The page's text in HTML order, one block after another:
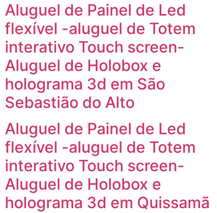
Aluguel de Painel de Led
flexível -aluguel de Totem
interativo Touch screen-
Aluguel de Holobox e
holograma 3d em São
Sebastião do Alto
Aluguel de Painel de Led
flexível -aluguel de Totem
interativo Touch screen-
Aluguel de Holobox e
holograma 3d em Quissamã